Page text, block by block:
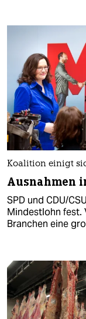
Koalition einigt
Ausnahmen
SPD und CDU/
Mindestlohn fest.
Branchen eine